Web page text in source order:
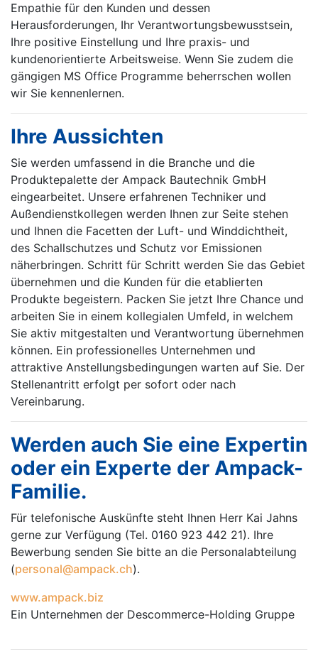
Empathie für den Kunden und dessen
Herausforderungen, Ihr Verantwortungsbewusstsein,
Ihre positive Einstellung und Ihre praxis- und
kundenorientierte Arbeitsweise. Wenn Sie zudem die
gängigen MS Office Programme beherrschen wollen
wir Sie kennenlernen.
Ihre Aussichten
Sie werden umfassend in die Branche und die
Produktepalette der Ampack Bautechnik GmbH
eingearbeitet. Unsere erfahrenen Techniker und
Außendienstkollegen werden Ihnen zur Seite stehen
und Ihnen die Facetten der Luft- und Winddichtheit,
des Schallschutzes und Schutz vor Emissionen
näherbringen. Schritt für Schritt werden Sie das Gebiet
übernehmen und die Kunden für die etablierten
Produkte begeistern. Packen Sie jetzt Ihre Chance und
arbeiten Sie in einem kollegialen Umfeld, in welchem
Sie aktiv mitgestalten und Verantwortung übernehmen
können. Ein professionelles Unternehmen und
attraktive Anstellungsbedingungen warten auf Sie. Der
Stellenantritt erfolgt per sofort oder nach
Vereinbarung.
Werden auch Sie eine Expertin
oder ein Experte der Ampack-
Familie.
Für telefonische Auskünfte steht Ihnen Herr Kai Jahns
gerne zur Verfügung (Tel. 0160 923 442 21). Ihre
Bewerbung senden Sie bitte an die Personalabteilung
(personal@ampack.ch).
www.ampack.biz
Ein Unternehmen der Descommerce-Holding Gruppe